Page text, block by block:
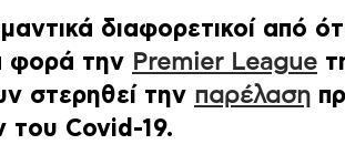
διαφορετικοί από
φορά την Premier League
στερηθεί την παρέλαση
του Covid-19.